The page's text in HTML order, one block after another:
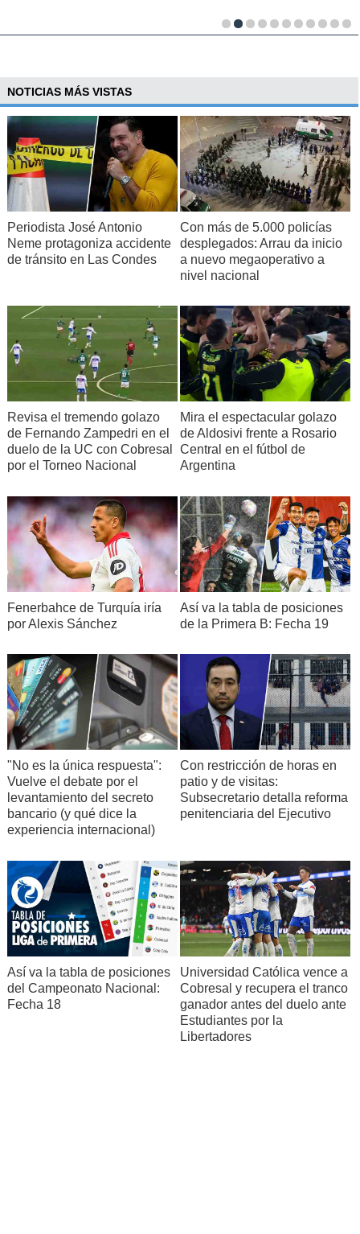
NOTICIAS MÁS VISTAS
Periodista José Antonio
Neme protagoniza accidente
de tránsito en Las Condes
Con más de 5.000 policías
desplegados: Arrau da inicio
a nuevo megaoperativo a
nivel nacional
Revisa el tremendo golazo
de Fernando Zampedri en el
duelo de la UC con Cobresal
por el Torneo Nacional
Mira el espectacular golazo
de Aldosivi frente a Rosario
Central en el fútbol de
Argentina
Fenerbahce de Turquía iría
por Alexis Sánchez
Así va la tabla de posiciones
de la Primera B: Fecha 19
"No es la única respuesta":
Vuelve el debate por el
levantamiento del secreto
bancario (y qué dice la
experiencia internacional)
Con restricción de horas en
patio y de visitas:
Subsecretario detalla reforma
penitenciaria del Ejecutivo
Así va la tabla de posiciones
del Campeonato Nacional:
Fecha 18
Universidad Católica vence a
Cobresal y recupera el tranco
ganador antes del duelo ante
Estudiantes por la
Libertadores